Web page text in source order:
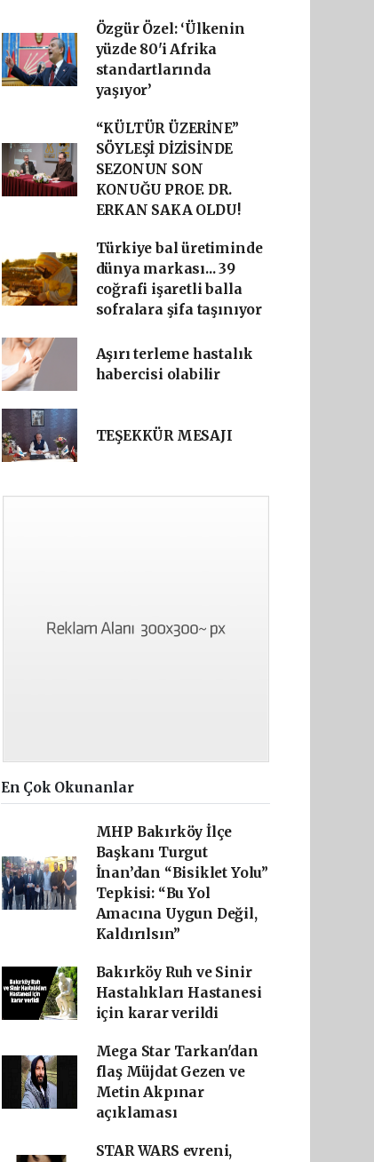
Özgür Özel: ‘Ülkenin
yüzde 80'i Afrika
standartlarında
yaşıyor’
“KÜLTÜR ÜZERİNE”
SÖYLEŞİ DİZİSİNDE
SEZONUN SON
KONUĞU PROF. DR.
ERKAN SAKA OLDU!
Türkiye bal üretiminde
dünya markası... 39
coğrafi işaretli balla
sofralara şifa taşınıyor
Aşırı terleme hastalık
habercisi olabilir
TEŞEKKÜR MESAJI
En Çok Okunanlar
MHP Bakırköy İlçe
Başkanı Turgut
İnan’dan “Bisiklet Yolu”
Tepkisi: “Bu Yol
Amacına Uygun Değil,
Kaldırılsın”
Bakırköy Ruh ve Sinir
Hastalıkları Hastanesi
için karar verildi
Mega Star Tarkan'dan
flaş Müjdat Gezen ve
Metin Akpınar
açıklaması
STAR WARS evreni,